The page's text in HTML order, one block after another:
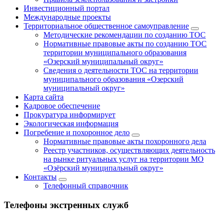
Инвестиционный портал
Международные проекты
Территориальное общественное самоуправление
Методические рекомендации по созданию ТОС
Нормативные правовые акты по созданию ТОС
территории муниципального образования
«Озерский муниципальный округ»
Сведения о деятельности ТОС на территории
муниципального образования «Озерский
муниципальный округ»
Карта сайта
Кадровое обеспечение
Прокуратура информирует
Экологическая информация
Погребение и похоронное дело
Нормативные правовые акты похоронного дела
Реестр участников, осуществляющих деятельность
на рынке ритуальных услуг на территории МО
«Озёрский муниципальный округ»
Контакты
Телефонный справочник
Телефоны экстренных служб